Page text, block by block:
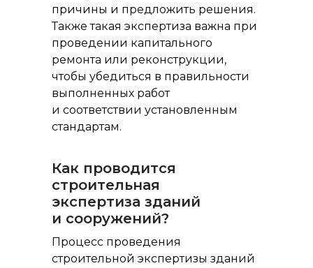
причины и предложить решения.
Также такая экспертиза важна при
проведении капитального
ремонта или реконструкции,
чтобы убедиться в правильности
выполненных работ
и соответствии установленным
стандартам.
Процесс проведения
строительной экспертизы зданий
Как проводится
строительная
экспертиза зданий
и сооружений?